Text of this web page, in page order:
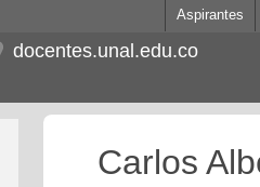
Aspirantes
docentes.unal.edu.co
Carlos